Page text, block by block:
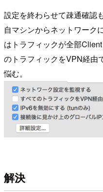
設定を終わらせて疎通確認
自マシンからネットワーク
はトラフィックが全部
のトラフィックをVPN経由
悩む。
解決